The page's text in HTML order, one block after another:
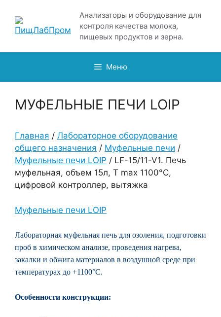
содержимому
Анализаторы и оборудование для
контроля качества молока,
пищевых продуктов и зерна.
Меню
МУФЕЛЬНЫЕ ПЕЧИ LOIP
Главная / Лабораторное оборудование
общего назначения / Муфельные печи /
Муфельные печи LOIP / LF-15/11-V1. Печь
муфельная, объем 15л, T max 1100°С,
цифровой контроллер, вытяжка
Муфельные печи LOIP
Лабораторная муфельная печь для озоления, подготовки
проб в химическом анализе, проведения нагрева,
закалки и обжига материалов в воздушной среде при
температурах до +1100°С.
Особенности конструкции: